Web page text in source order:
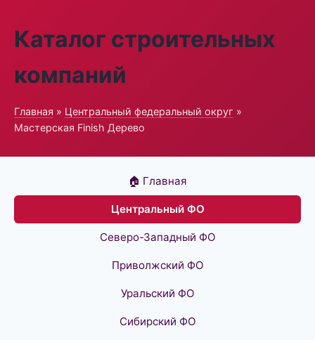
Каталог строительных
компаний
Главная » Центральный федеральный округ »
Мастерская Finish Дерево
🏠 Главная
Центральный ФО
Северо-Западный ФО
Приволжский ФО
Уральский ФО
Сибирский ФО